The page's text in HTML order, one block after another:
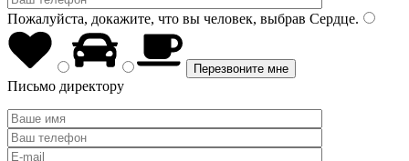
Пожалуйста, докажите, что вы человек, выбрав Сердце.
Письмо директору